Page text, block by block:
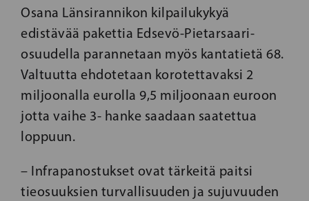
Osana Länsirannikon kilpailukykyä
edistävää pakettia Edsevö-Pietarsaari-
osuudella parannetaan myös kantatietä 68.
Valtuutta ehdotetaan korotettavaksi 2
miljoonalla eurolla 9,5 miljoonaan euroon
jotta vaihe 3- hanke saadaan saatettua
loppuun.
– Infrapanostukset ovat tärkeitä paitsi
tieosuuksien turvallisuuden ja sujuvuuden